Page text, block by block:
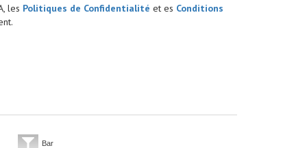
les Politiques de Confidentialité et es Conditions
Bar